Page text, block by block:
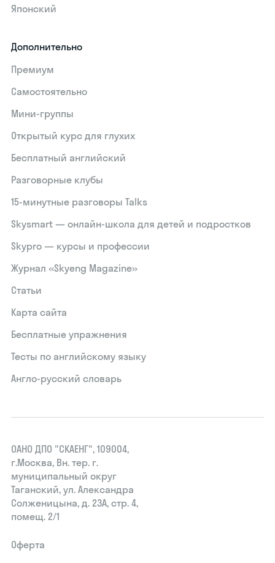
Японский
Дополнительно
Премиум
Самостоятельно
Мини-группы
Открытый курс для глухих
Бесплатный английский
Разговорные клубы
15‑минутные разговоры Talks
Skysmart — онлайн-школа для детей и подростков
Skypro — курсы и профессии
Журнал «Skyeng Magazine»
Статьи
Карта сайта
Бесплатные упражнения
Тесты по английскому языку
Англо-русский словарь
ОАНО ДПО "СКАЕНГ", 109004,
г.Москва, Вн. тер. г.
муниципальный округ
Таганский, ул. Александра
Солженицына, д. 23А, стр. 4,
помещ. 2/1
Оферта